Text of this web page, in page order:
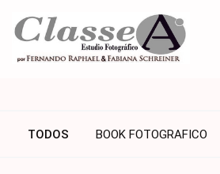
TODOS BOOK FOTOGRAFICO